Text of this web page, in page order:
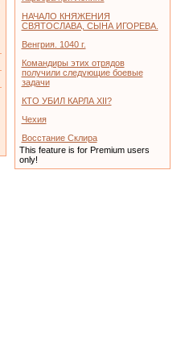
НАЧАЛО КНЯЖЕНИЯ
СВЯТОСЛАВА, СЫНА ИГОРЕВА.
Венгрия. 1040 г.
Командиры этих отрядов
получили следующие боевые
задачи
КТО УБИЛ КАРЛА XII?
Чехия
Восстание Склира
This feature is for Premium users
only!